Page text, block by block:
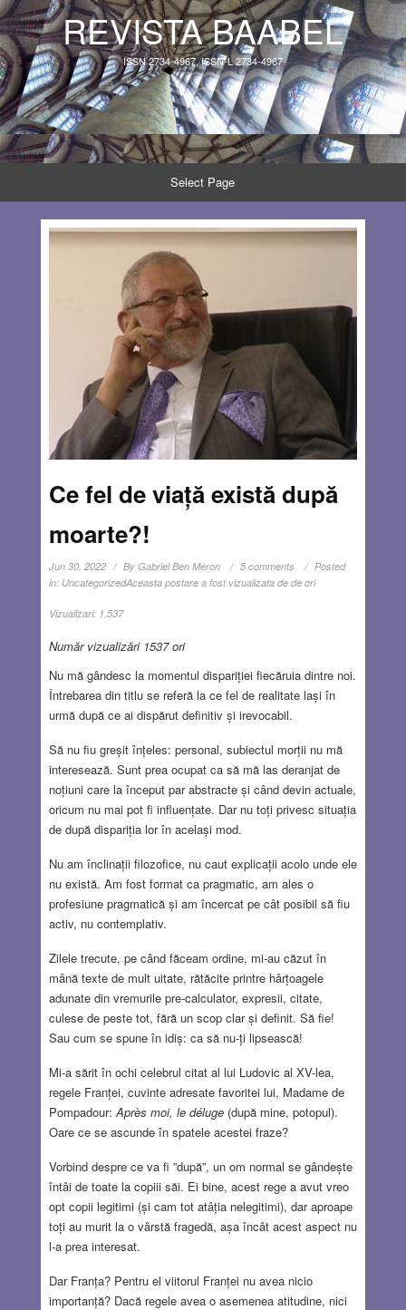
REVISTA BAABEL
ISSN 2734-4967, ISSN-L 2734-4967
Select Page
Ce fel de viață există după
moarte?!
Jun 30, 2022 By Gabriel Ben Meron 5 comments
Posted
in: UncategorizedAceasta postare a fost vizualizata de de ori
Vizualizari: 1,537
Număr vizualizări 1537 ori
Nu mă gândesc la momentul dispariției fiecăruia dintre noi.
Întrebarea din titlu se referă la ce fel de realitate lași în
urmă după ce ai dispărut definitiv și irevocabil.
Să nu fiu greșit înțeles: personal, subiectul morții nu mă
interesează. Sunt prea ocupat ca să mă las deranjat de
noțiuni care la început par abstracte și când devin actuale,
oricum nu mai pot fi influențate. Dar nu toți privesc situația
de după dispariția lor în același mod.
Nu am înclinații filozofice, nu caut explicații acolo unde ele
nu există. Am fost format ca pragmatic, am ales o
profesiune pragmatică și am încercat pe cât posibil să fiu
activ, nu contemplativ.
Zilele trecute, pe când făceam ordine, mi-au căzut în
mână texte de mult uitate, rătăcite printre hârțoagele
adunate din vremurile pre-calculator, expresii, citate,
culese de peste tot, fără un scop clar și definit. Să fie!
Sau cum se spune în idiș: ca să nu-ți lipsească!
Mi-a sărit în ochi celebrul citat al lui Ludovic al XV-lea,
regele Franței, cuvinte adresate favoritei lui, Madame de
Pompadour: Après moi, le déluge(după mine, potopul).
Oare ce se ascunde în spatele acestei fraze?
Vorbind despre ce va fi ”după”, un om normal se gândește
întâi de toate la copiii săi. Ei bine, acest rege a avut vreo
opt copii legitimi (și cam tot atâția nelegitimi), dar aproape
toți au murit la o vârstă fragedă, așa încât acest aspect nu
l-a prea interesat.
Dar Franța? Pentru el viitorul Franței nu avea nicio
importanță? Dacă regele avea o asemenea atitudine, nici